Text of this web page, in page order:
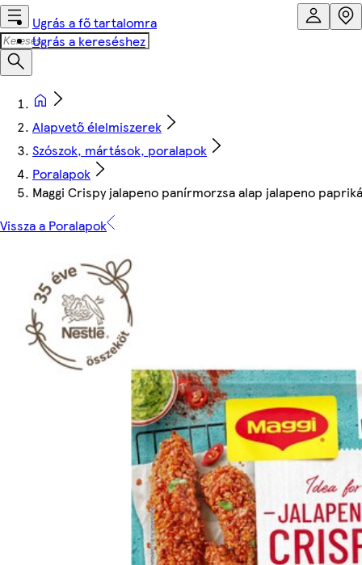
Ugrás a fő tartalomra
Ugrás a kereséshez
Alapvető élelmiszerek
Szószok, mártások, poralapok
Poralapok
Maggi Crispy jalapeno panírmorzsa alap jalapeno
Vissza a Poralapok